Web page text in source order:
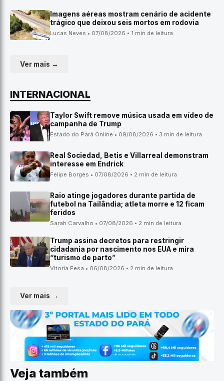
Imagens aéreas mostram cenário de acidente
trágico que deixou seis mortos em rodovia
Lucas Neves • 07/08/2026 • 1 min de leitura
Ver mais →
INTERNACIONAL
Taylor Swift remove música usada em vídeo de
campanha de Trump
Estado do Pará Online • 09/08/2026 • 3 min de leitura
Real Sociedad, Betis e Villarreal demonstram
interesse em Endrick
Felipe Borges • 07/08/2026 • 2 min de leitura
Raio atinge jogadores durante partida de
futebol na Tailândia; atleta morre e 12 ficam
feridos
Sarah Carvalho • 07/08/2026 • 2 min de leitura
Trump assina decretos para restringir
cidadania por nascimento nos EUA e mira
“turismo de parto”
Vitoria Fesa • 06/08/2026 • 2 min de leitura
Ver mais →
Veja também